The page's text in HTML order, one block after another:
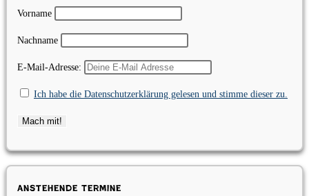
Vorname
Nachname
E-Mail-Adresse:
Ich habe die Datenschutzerklärung gelesen und stimme dieser zu.
Anstehende Termine